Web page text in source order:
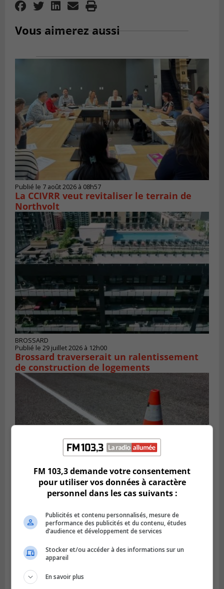
Vous aimerez aussi
Publié le 7 août 2026 à 08h57
La CCIVRR veut revitaliser le terrain de
Northvolt
BROSSARD
Publié le 29 juillet 2026 à 12h00
Brossard traverserait un ralentissement
de construction de logements
Publié le 29 juillet 2026 à 10h47
Des travaux de marquage de nuit
entraînent des entraves sur la Rive-Sud
FM 103,3 demande votre consentement
pour utiliser vos données à caractère
personnel dans les cas suivants :
Publicités et contenu personnalisés, mesure de
performance des publicités et du contenu, études
d’audience et développement de services
Stocker et/ou accéder à des informations sur un
appareil
En savoir plus